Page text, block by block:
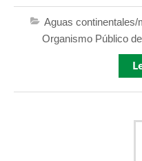
Aguas continentales/
Organismo Público